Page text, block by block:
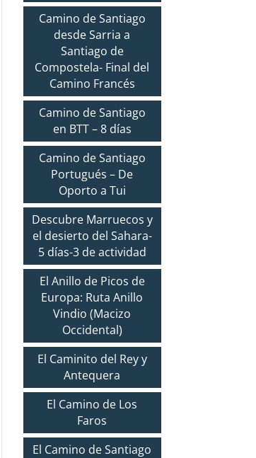
Camino de Santiago
desde Sarria a
Santiago de
Compostela- Final del
Camino Francés
Camino de Santiago
en BTT – 8 días
Camino de Santiago
Portugués – De
Oporto a Tui
Descubre Marruecos y
el desierto del Sahara-
5 días-3 de actividad
El Anillo de Picos de
Europa: Ruta Anillo
Vindio (Macizo
Occidental)
El Caminito del Rey y
Antequera
El Camino de Los
Faros
El Camino de Santiago